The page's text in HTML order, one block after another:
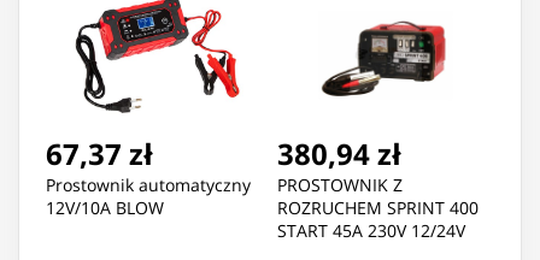
67,37 zł
Prostownik automatyczny
12V/10A BLOW
380,94 zł
PROSTOWNIK Z
ROZRUCHEM SPRINT 400
START 45A 230V 12/24V